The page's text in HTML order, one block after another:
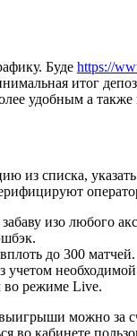
Буде https://
итог
удобным а
из списка,
изо любого
до 300 матчей.
учетом
во режиме Live.
можно за
во кабинете